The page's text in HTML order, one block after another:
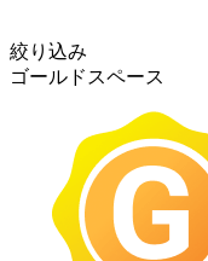
絞り込み
ゴールドスペース